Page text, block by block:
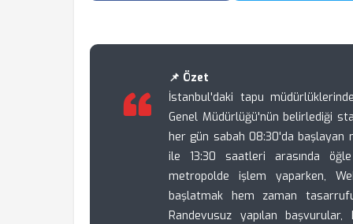
📌 Özet
İstanbul'daki tapu
Genel Müdürlüğü'nün belirlediği
her gün sabah 08:30'da başlayan
ile 13:30 saatleri arasında
metropolde işlem yaparken,
başlatmak hem zaman
Randevusuz yapılan